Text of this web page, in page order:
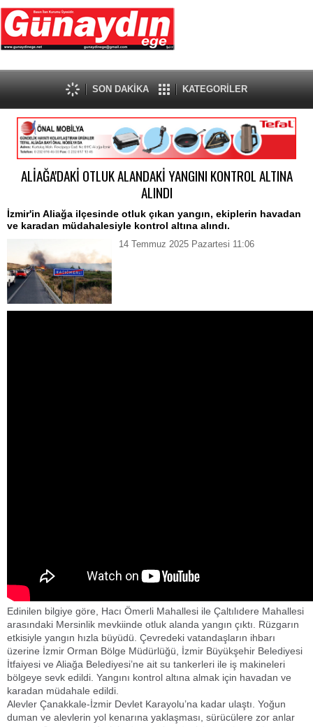
SON DAKİKA KATEGORİLER
ALİAĞA'DAKİ OTLUK ALANDAKİ YANGINI KONTROL ALTINA
ALINDI
İzmir'in Aliağa ilçesinde otluk çıkan yangın, ekiplerin havadan
ve karadan müdahalesiyle kontrol altına alındı.
14 Temmuz 2025 Pazartesi 11:06
Edinilen bilgiye göre, Hacı Ömerli Mahallesi ile Çaltılıdere Mahallesi
arasındaki Mersinlik mevkiinde otluk alanda yangın çıktı. Rüzgarın
etkisiyle yangın hızla büyüdü. Çevredeki vatandaşların ihbarı
üzerine İzmir Orman Bölge Müdürlüğü, İzmir Büyükşehir Belediyesi
İtfaiyesi ve Aliağa Belediyesi’ne ait su tankerleri ile iş makineleri
bölgeye sevk edildi. Yangını kontrol altına almak için havadan ve
karadan müdahale edildi.
Alevler Çanakkale-İzmir Devlet Karayolu’na kadar ulaştı. Yoğun
duman ve alevlerin yol kenarına yaklaşması, sürücülere zor anlar